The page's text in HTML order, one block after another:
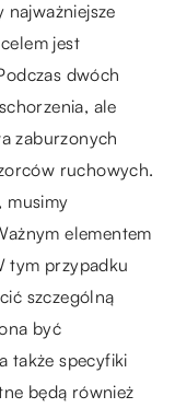
najważniejsze
jest
dwóch
ale
zaburzonych
ruchowych.
musimy
elementem
tym przypadku
szczególną
być
także specyfiki
będą również